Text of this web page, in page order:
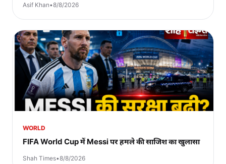
Asif Khan•8/8/2026
WORLD
FIFA World Cup में Messi पर हमले की साजिश का खुलासा
Shah Times•8/8/2026